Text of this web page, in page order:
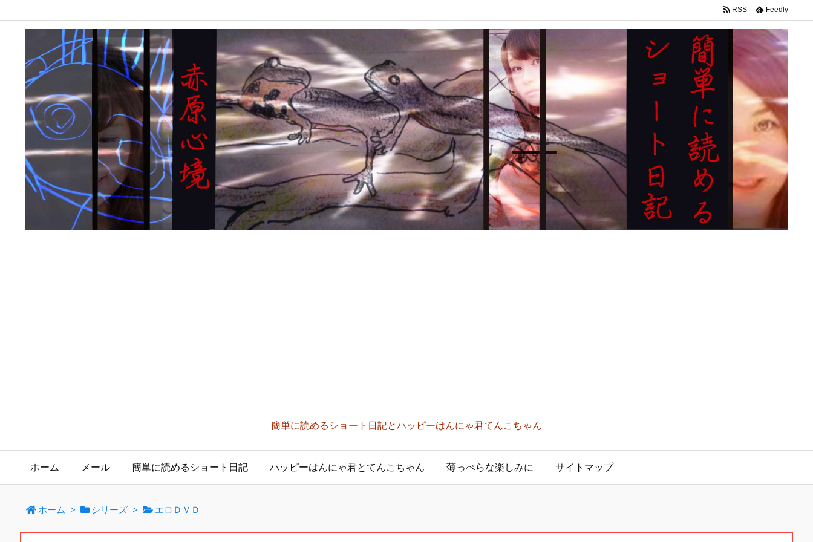
簡単に読めるショート日記とハッピーはんにゃ君てんこちゃん
ホーム メール 簡単に読めるショート日記 ハッピーはんにゃ君とてんこちゃん 薄っぺらな楽しみに サイトマップ
RSS Feedly
ホーム > シリーズ > エロＤＶＤ